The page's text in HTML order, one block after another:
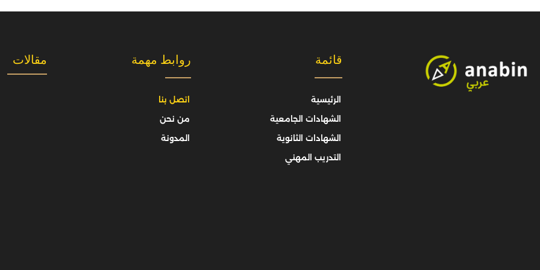
قائمة
الرئيسية
الشهادات الجامعية
الشهادات الثانوية
التدريب المهني
روابط مهمة
اتصل بنا
من نحن
المدونة
مقالات